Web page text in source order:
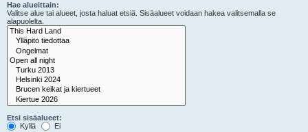
Hae alueittain:
Valitse alue tai alueet, josta haluat etsiä. Sisäalueet voidaan hakea valitsemalla se
alapuolelta.
Etsi sisäalueet:
Kyllä
Ei